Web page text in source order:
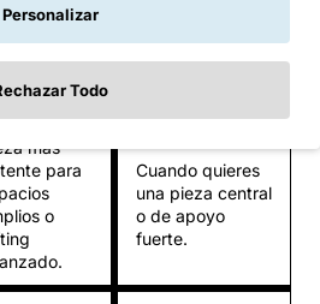
presencia que
más
para
o
Cuando quieres
una pieza central
o de apoyo
fuerte.
Personalizar
Todo